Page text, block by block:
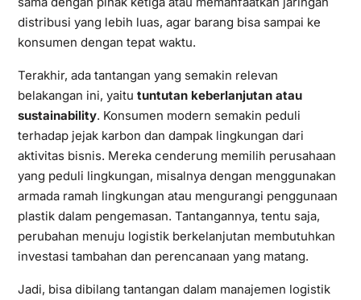
distribusi yang lebih luas, agar barang bisa sampai ke
konsumen dengan tepat waktu.
Terakhir, ada tantangan yang semakin relevan
belakangan ini, yaitu tuntutan keberlanjutan atau
sustainability. Konsumen modern semakin peduli
terhadap jejak karbon dan dampak lingkungan dari
aktivitas bisnis. Mereka cenderung memilih perusahaan
yang peduli lingkungan, misalnya dengan menggunakan
armada ramah lingkungan atau mengurangi penggunaan
plastik dalam pengemasan. Tantangannya, tentu saja,
perubahan menuju logistik berkelanjutan membutuhkan
investasi tambahan dan perencanaan yang matang.
Jadi, bisa dibilang tantangan dalam manajemen logistik